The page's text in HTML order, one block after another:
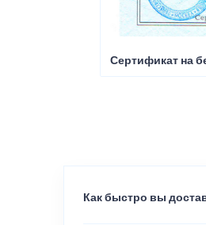
Сертификат на
Как быстро вы